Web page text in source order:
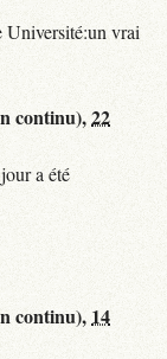
Université:un vrai
continu),22
a été
continu), 14